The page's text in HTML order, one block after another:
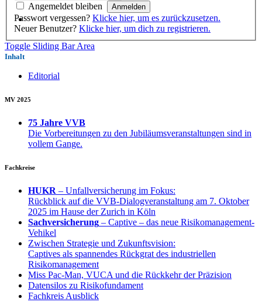
Angemeldet bleiben
Passwort vergessen? Klicke hier, um es zurückzusetzen.
Neuer Benutzer? Klicke hier, um dich zu registrieren.
Toggle Sliding Bar Area
Inhalt
Editorial
MV 2025
75 Jahre VVB
Die Vorbereitungen zu den Jubiläumsveranstaltungen sind in
vollem Gange.
Fachkreise
HUKR – Unfallversicherung im Fokus:
Rückblick auf die VVB-Dialogveranstaltung am 7. Oktober
2025 im Hause der Zurich in Köln
Sachversicherung – Captive – das neue Risikomanagement-
Vehikel
Zwischen Strategie und Zukunftsvision:
Captives als spannendes Rückgrat des industriellen
Risikomanagement
Miss Pac-Man, VUCA und die Rückkehr der Präzision
Datensilos zu Risikofundament
Fachkreis Ausblick